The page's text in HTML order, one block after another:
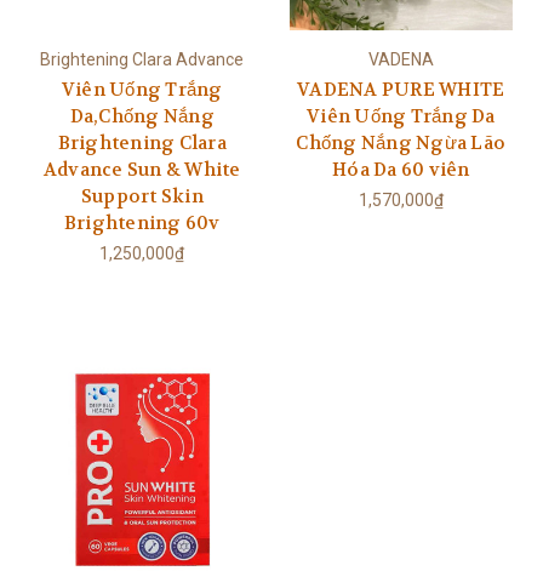
Brightening Clara Advance
Viên Uống Trắng
Da,Chống Nắng
Brightening Clara
Advance Sun & White
Support Skin
Brightening 60v
1,250,000₫
VADENA
VADENA PURE WHITE
Viên Uống Trắng Da
Chống Nắng Ngừa Lão
Hóa Da 60 viên
1,570,000₫